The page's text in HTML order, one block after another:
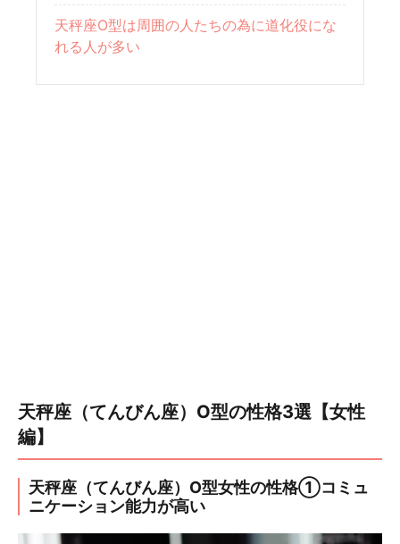
天秤座O型は周囲の人たちの為に道化役にな
れる人が多い
天秤座（てんびん座）O型の性格3選【女性
編】
天秤座（てんびん座）O型女性の性格①コミュ
ニケーション能力が高い